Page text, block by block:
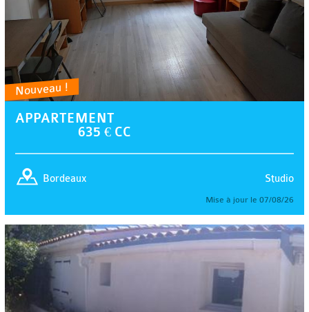
Nouveau !
APPARTEMENT
635 € CC
Studio
Bordeaux
Mise à jour le 07/08/26